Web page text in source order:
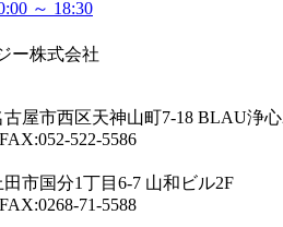
～ 18:30
古屋市西区天神山町7-18 BLAU浄
522-5586
田市国分1丁目6-7 山和ビル2F
71-5588